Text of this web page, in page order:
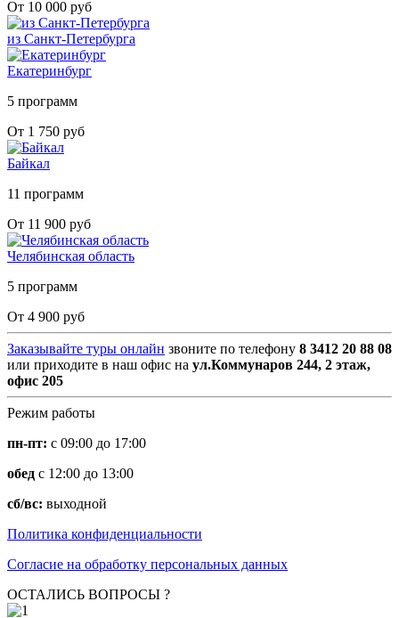
От 10 000 руб
из Санкт-Петербурга
Екатеринбург
5 программ
От 1 750 руб
Байкал
11 программ
От 11 900 руб
Челябинская область
5 программ
От 4 900 руб
Заказывайте туры онлайн звоните по телефону 8 3412 20 88 08
или приходите в наш офис на ул.Коммунаров 244, 2 этаж,
офис 205
Режим работы
пн-пт: с 09:00 до 17:00
обед с 12:00 до 13:00
сб/вс: выходной
Политика конфиденциальности
Согласие на обработку персональных данных
ОСТАЛИСЬ ВОПРОСЫ ?